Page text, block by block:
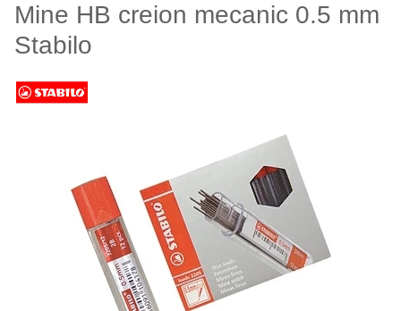
Mine HB creion mecanic 0.5 mm
Stabilo